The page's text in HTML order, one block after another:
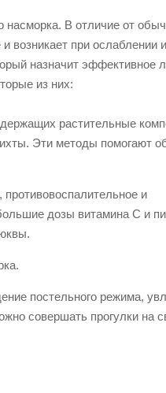
насморка. В отличие от
возникает при ослаблении
назначит эффективное
из них:
растительные
Эти методы помогают
и
дозы витамина С и
постельного режима,
совершать прогулки на